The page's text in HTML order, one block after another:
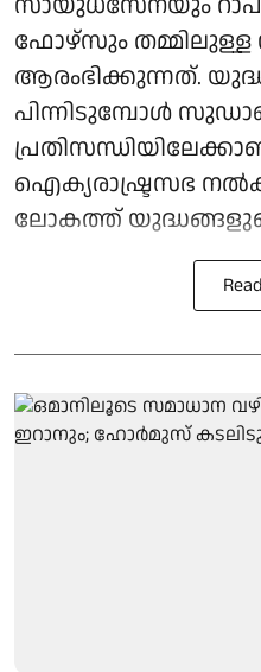
ഫോഴ്സും
ആരംഭിക്കുന്നത്.
പിന്നിടുമ്പോൾ
ഐക്യരാഷ്ട്രസഭ
ലോകത്ത്